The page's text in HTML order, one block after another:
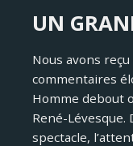
UN
Nous avons
commentaires
Homme debout
René-Lévesque.
spectacle,